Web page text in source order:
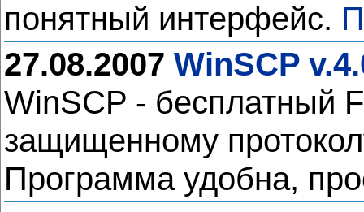
понятный интерфейс.
27.08.2007 WinSCP
WinSCP - бесплатный
защищенному
Программа удобна,